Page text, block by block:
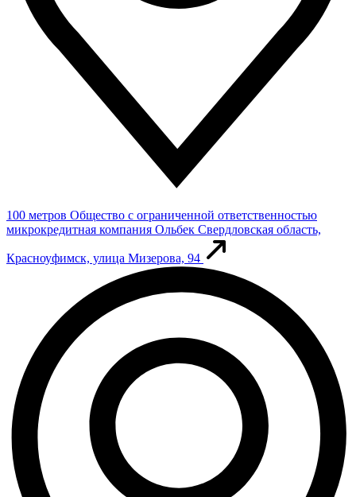
100 метров Общество с ограниченной ответственностью
микрокредитная компания Ольбек Свердловская область,
Красноуфимск, улица Мизерова, 94